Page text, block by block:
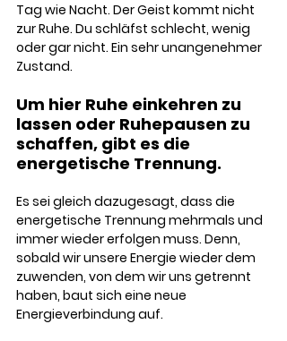
Tag wie Nacht. Der Geist kommt nicht
zur Ruhe. Du schläfst schlecht, wenig
oder gar nicht. Ein sehr unangenehmer
Zustand.
Um hier Ruhe einkehren zu
lassen oder Ruhepausen zu
schaffen, gibt es die
energetische Trennung.
Es sei gleich dazugesagt, dass die
energetische Trennung mehrmals und
immer wieder erfolgen muss. Denn,
sobald wir unsere Energie wieder dem
zuwenden, von dem wir uns getrennt
haben, baut sich eine neue
Energieverbindung auf.